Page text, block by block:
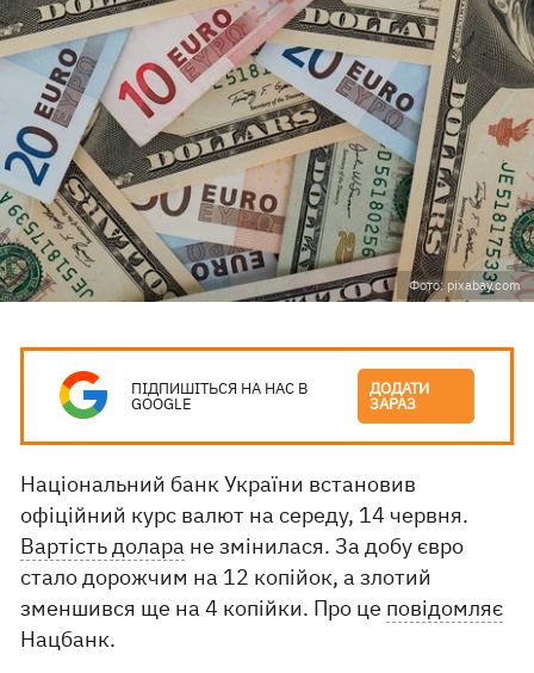
Фото: pixabay.com
ПІДПИШІТЬСЯ НА НАС В
GOOGLE
ДОДАТИ
ЗАРАЗ
Національний банк України встановив
офіційний курс валют на середу, 14 червня.
Вартість долара не змінилася. За добу євро
стало дорожчим на 12 копійок, а злотий
зменшився ще на 4 копійки. Про це повідомляє
Нацбанк.